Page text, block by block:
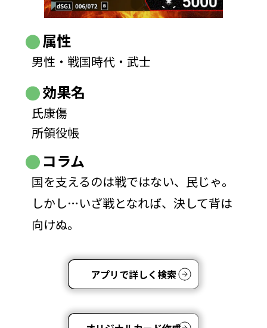
属性
男性・戦国時代・武士
効果名
氏康傷
所領役帳
コラム
国を支えるのは戦ではない、民じゃ。
しかし…いざ戦となれば、決して背は
向けぬ。
アプリで詳しく検索